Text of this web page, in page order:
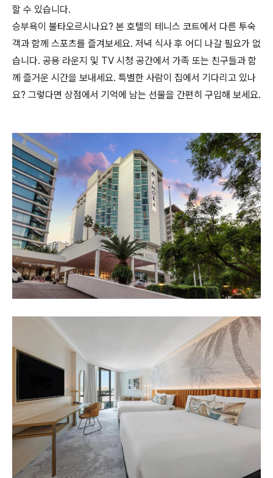
할 수 있습니다.
승부욕이 불타오르시나요? 본 호텔의 테니스 코트에서 다른 투숙
객과 함께 스포츠를 즐겨보세요. 저녁 식사 후 어디 나갈 필요가 없
습니다. 공용 라운지 및 TV 시청 공간에서 가족 또는 친구들과 함
께 즐거운 시간을 보내세요. 특별한 사람이 집에서 기다리고 있나
요? 그렇다면 상점에서 기억에 남는 선물을 간편히 구입해 보세요.